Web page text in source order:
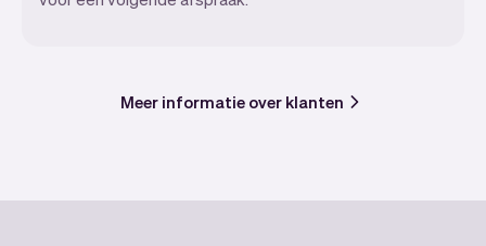
Meer informatie over klanten